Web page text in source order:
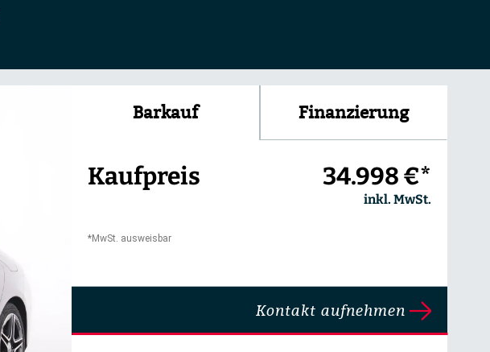
Barkauf Finanzierung
Kaufpreis 34.998 €*
inkl. MwSt.
*MwSt. ausweisbar
Kontakt aufnehmen